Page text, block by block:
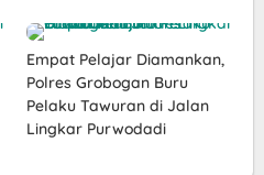
Empat Pelajar Diamankan,
Polres Grobogan Buru
Pelaku Tawuran di Jalan
Lingkar Purwodadi